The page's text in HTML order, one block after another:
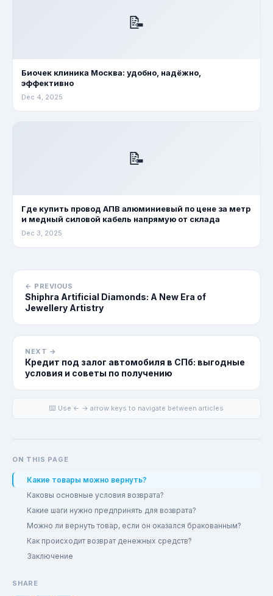
📝
Биочек клиника Москва: удобно, надёжно,
эффективно
Dec 4, 2025
📝
Где купить провод АПВ алюминиевый по цене за метр
и медный силовой кабель напрямую от склада
Dec 3, 2025
← PREVIOUS
Shiphra Artificial Diamonds: A New Era of
Jewellery Artistry
NEXT →
Кредит под залог автомобиля в СПб: выгодные
условия и советы по получению
⌨️ Use ← → arrow keys to navigate between articles
ON THIS PAGE
Какие товары можно вернуть?
Каковы основные условия возврата?
Какие шаги нужно предпринять для возврата?
Можно ли вернуть товар, если он оказался бракованным?
Как происходит возврат денежных средств?
Заключение
SHARE